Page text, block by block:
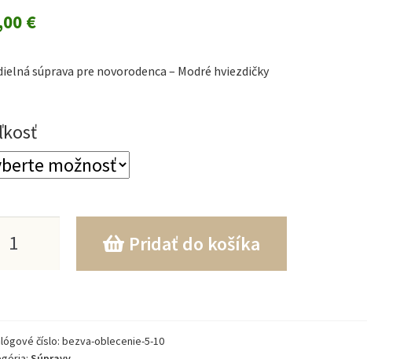
€
súprava pre novorodenca – Modré hviezdičky
Pridať do košíka
číslo: bezva-oblecenie-5-10